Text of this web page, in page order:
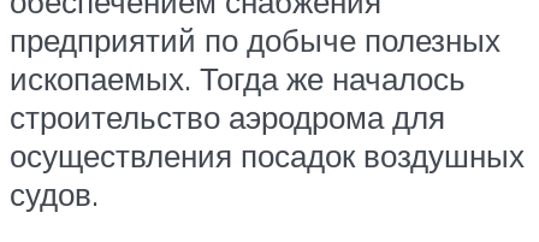
предприятий по добыче полезных
ископаемых. Тогда же началось
строительство аэродрома для
осуществления посадок воздушных
судов.